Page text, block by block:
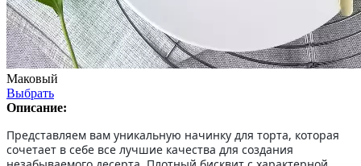
Маковый
Выбрать
Описание:
Представляем вам уникальную начинку для торта, которая
сочетает в себе все лучшие качества для создания